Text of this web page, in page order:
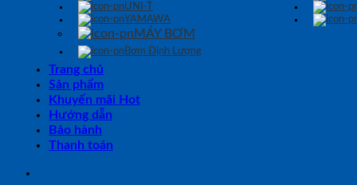
UNI-T
YAMAWA
MÁY BƠM
Bơm Định Lượng
Trang chủ
Sản phẩm
Khuyến mãi Hot
Hướng dẫn
Bảo hành
Thanh toán